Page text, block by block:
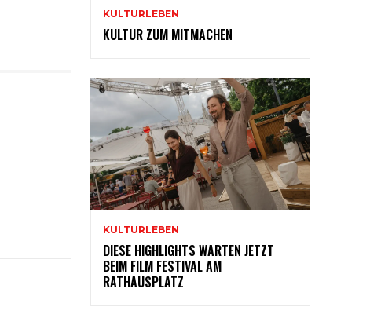
KULTURLEBEN
KULTUR ZUM MITMACHEN
KULTURLEBEN
DIESE HIGHLIGHTS WARTEN JETZT
BEIM FILM FESTIVAL AM
RATHAUSPLATZ